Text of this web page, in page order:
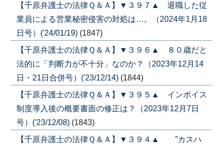
【千原弁護士の法律Ｑ＆Ａ】▼３９７▲ 退職した従
業員による営業秘密侵害の対処は…。（2024年1月18
日号）('24/01/19) (1847)
【千原弁護士の法律Ｑ＆Ａ】▼３９６▲ ８０歳だと
法的に「判断力が不十分」なのか？（2023年12月14
日・21日合併号）('23/12/14) (1844)
【千原弁護士の法律Ｑ＆Ａ】▼３９５▲ インボイス
制度導入後の概要書面の修正は？（2023年12月7日
号）('23/12/08) (1843)
【千原弁護士の法律Ｑ＆Ａ】▼３９４▲ ”カスハ